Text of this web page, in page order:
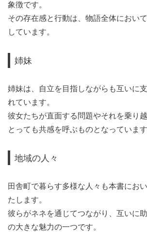
象徴です。
その存在感と行動は、物語全体におい
しています。
姉妹
姉妹は、自立を目指しながらも互いに
れています。
彼女たちが直面する問題やそれを乗り
とっても共感を呼ぶものとなっています
地域の人々
田舎町で暮らす多様な人々も本書にお
たします。
彼らがネネを通じてつながり、互いに
の大きな魅力の一つです。